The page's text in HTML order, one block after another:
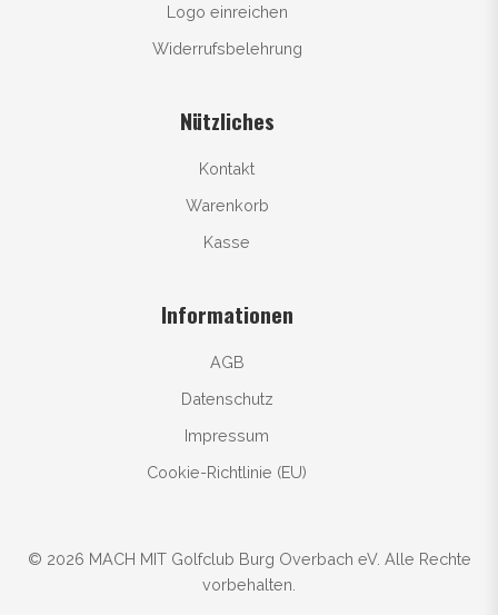
Logo einreichen
Widerrufsbelehrung
Nützliches
Kontakt
Warenkorb
Kasse
Informationen
AGB
Datenschutz
Impressum
Cookie-Richtlinie (EU)
© 2026 MACH MIT Golfclub Burg Overbach eV. Alle Rechte
vorbehalten.